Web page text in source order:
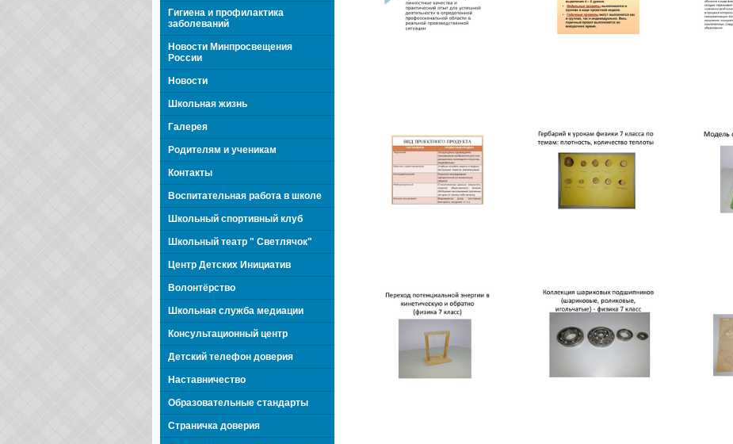
Гигиена и профилактика
заболеваний
Новости Минпросвещения
России
Новости
Школьная жизнь
Галерея
Родителям и ученикам
Контакты
Воспитательная работа в школе
Школьный спортивный клуб
Школьный театр " Светлячок"
Центр Детских Инициатив
Волонтёрство
Школьная служба медиации
Консультационный центр
Детский телефон доверия
Наставничество
Образовательные стандарты
Страничка доверия